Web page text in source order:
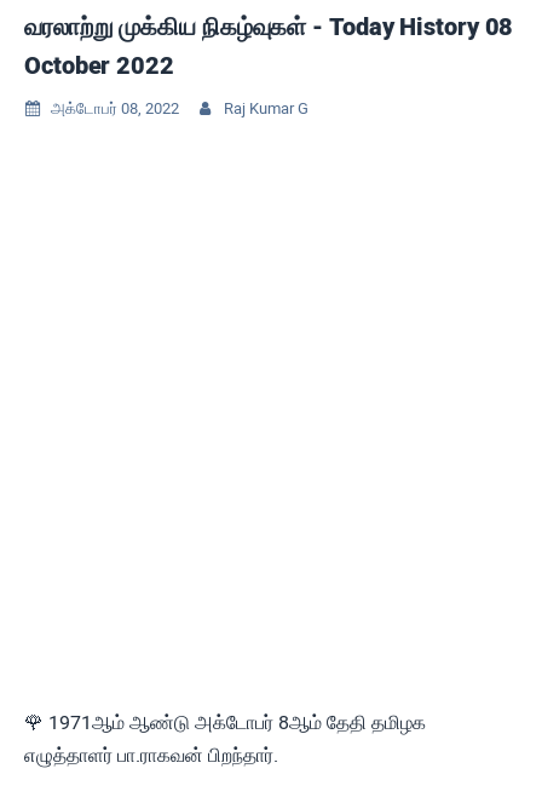
வரலாற்று முக்கிய நிகழ்வுகள் - Today History 08
October 2022
 அக்டோபர் 08, 2022  Raj Kumar G
🌹 1971ஆம் ஆண்டு அக்டோபர் 8ஆம் தேதி தமிழக
எழுத்தாளர் பா.ராகவன் பிறந்தார்.